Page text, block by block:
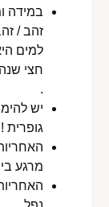
במידה
זהב /
למים
חצי
.
יש
גופרית !
מרגע